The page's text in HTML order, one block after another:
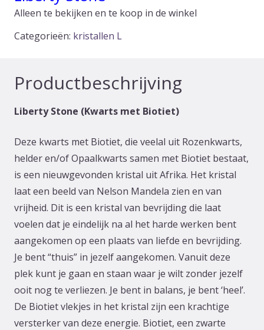
Alleen te bekijken en te koop in de winkel
Categorieën: kristallen L
Productbeschrijving
Liberty Stone (Kwarts met Biotiet)
Deze kwarts met Biotiet, die veelal uit Rozenkwarts,
helder en/of Opaalkwarts samen met Biotiet bestaat,
is een nieuwgevonden kristal uit Afrika. Het kristal
laat een beeld van Nelson Mandela zien en van
vrijheid. Dit is een kristal van bevrijding die laat
voelen dat je eindelijk na al het harde werken bent
aangekomen op een plaats van liefde en bevrijding.
Je bent “thuis” in jezelf aangekomen. Vanuit deze
plek kunt je gaan en staan waar je wilt zonder jezelf
ooit nog te verliezen. Je bent in balans, je bent ‘heel’.
De Biotiet vlekjes in het kristal zijn een krachtige
versterker van deze energie. Biotiet, een zwarte